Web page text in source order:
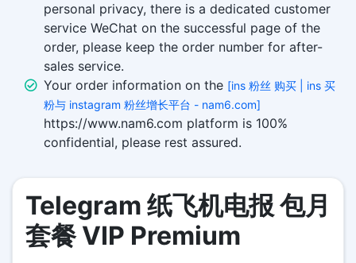
personal privacy, there is a dedicated customer
service WeChat on the successful page of the
order, please keep the order number for after-
sales service.
Your order information on the [ins 粉丝 购买 | ins 买
粉与 instagram 粉丝增长平台 - nam6.com]
https://www.nam6.com platform is 100%
confidential, please rest assured.
Telegram 纸飞机电报 包月
套餐 VIP Premium